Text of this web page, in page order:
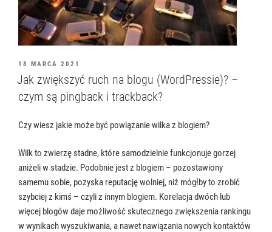
OPUBLIKOWANE
W
18 MARCA 2021
Jak zwiększyć ruch na blogu (WordPressie)? –
czym są pingback i trackback?
Czy wiesz jakie może być powiązanie wilka z blogiem?
Wilk to zwierzę stadne, które samodzielnie funkcjonuje gorzej
aniżeli w stadzie. Podobnie jest z blogiem – pozostawiony
samemu sobie, pozyska reputację wolniej, niż mógłby to zrobić
szybciej z kimś – czyli z innym blogiem. Korelacja dwóch lub
więcej blogów daje możliwość skutecznego zwiększenia rankingu
w wynikach wyszukiwania, a nawet nawiązania nowych kontaktów